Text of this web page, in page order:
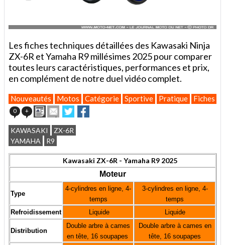
Les fiches techniques détaillées des Kawasaki Ninja
ZX-6R et Yamaha R9 millésimes 2025 pour comparer
toutes leurs caractéristiques, performances et prix,
en complément de notre duel vidéo complet.
Nouveautés Motos Catégorie Sportive Pratique Fiches
0 + ImprimerEnvoyer
cet
article
à
un
ami
Partager
sur
Twitter
sur
KAWASAKI
ZX-6R
YAMAHA
R9
Kawasaki ZX-6R - Yamaha R9 2025
Moteur
Type
4-cylindres en ligne, 4-
temps
3-cylindres en ligne, 4-
temps
Refroidissement
Liquide Liquide
Distribution
Double arbre à cames
en tête, 16 soupapes
Double arbre à cames en
tête, 16 soupapes